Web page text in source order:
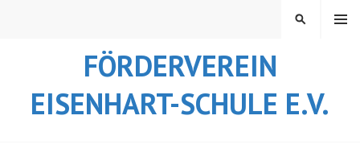
FÖRDERVEREIN
EISENHART-SCHULE E.V.
MENÜ
SUCHEN